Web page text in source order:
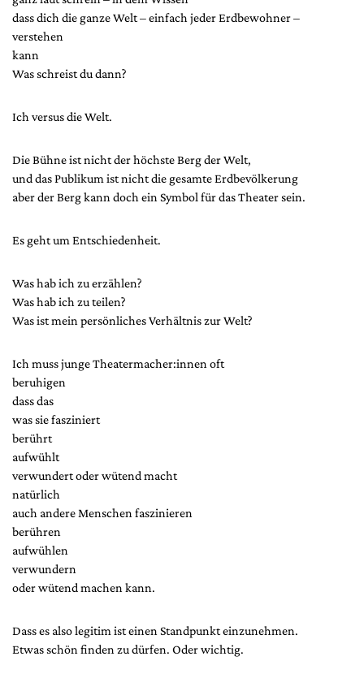
dass dich die ganze Welt – einfach jeder Erdbewohner –
verstehen
kann
Was schreist du dann?
Ich versus die Welt.
Die Bühne ist nicht der höchste Berg der Welt,
und das Publikum ist nicht die gesamte Erdbevölkerung
aber der Berg kann doch ein Symbol für das Theater sein.
Es geht um Entschiedenheit.
Was hab ich zu erzählen?
Was hab ich zu teilen?
Was ist mein persönliches Verhältnis zur Welt?
Ich muss junge Theatermacher:innen oft
beruhigen
dass das
was sie fasziniert
berührt
aufwühlt
verwundert oder wütend macht
natürlich
auch andere Menschen faszinieren
berühren
aufwühlen
verwundern
oder wütend machen kann.
Dass es also legitim ist einen Standpunkt einzunehmen.
Etwas schön finden zu dürfen. Oder wichtig.